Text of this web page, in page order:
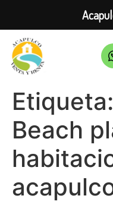
Etiqueta:
Beach